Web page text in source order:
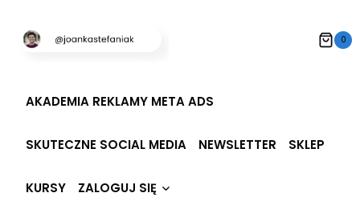
treści
0
AKADEMIA REKLAMY META ADS
SKUTECZNE SOCIAL MEDIA NEWSLETTER SKLEP
KURSY ZALOGUJ SIĘ